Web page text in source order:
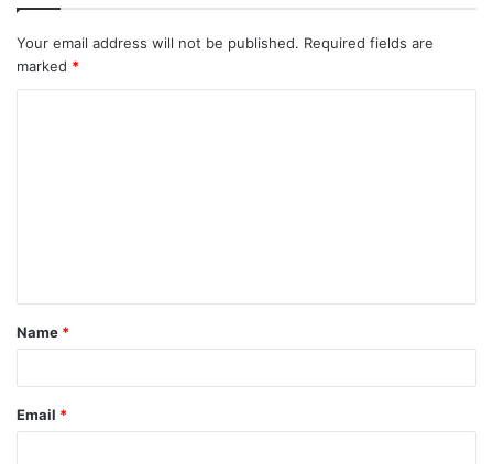
Your email address will not be published. Required fields are
marked *
t
*
Name *
Email *